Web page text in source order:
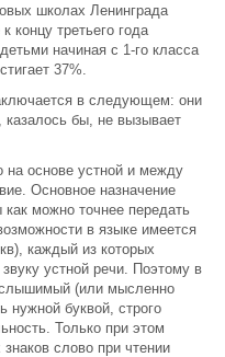
школах Ленинграда
концу третьего года
начиная с 1-го класса
37%.
в следующем: они
казалось бы, не вызывает
на основе устной и между
Основное назначение
можно точнее передать
в языке имеется
каждый из которых
устной речи. Поэтому в
(или мысленно
нужной буквой, строго
Только при этом
слово при чтении